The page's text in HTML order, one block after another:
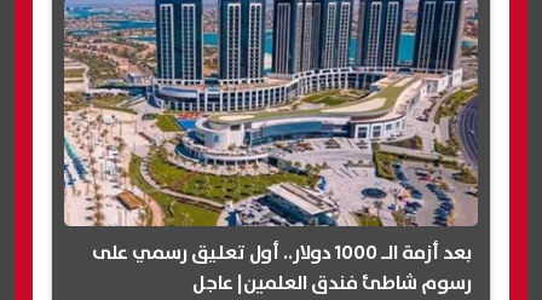
بعد أزمة الـ 1000 دولار.. أول تعليق رسمي على
رسوم شاطئ فندق العلمين| عاجل